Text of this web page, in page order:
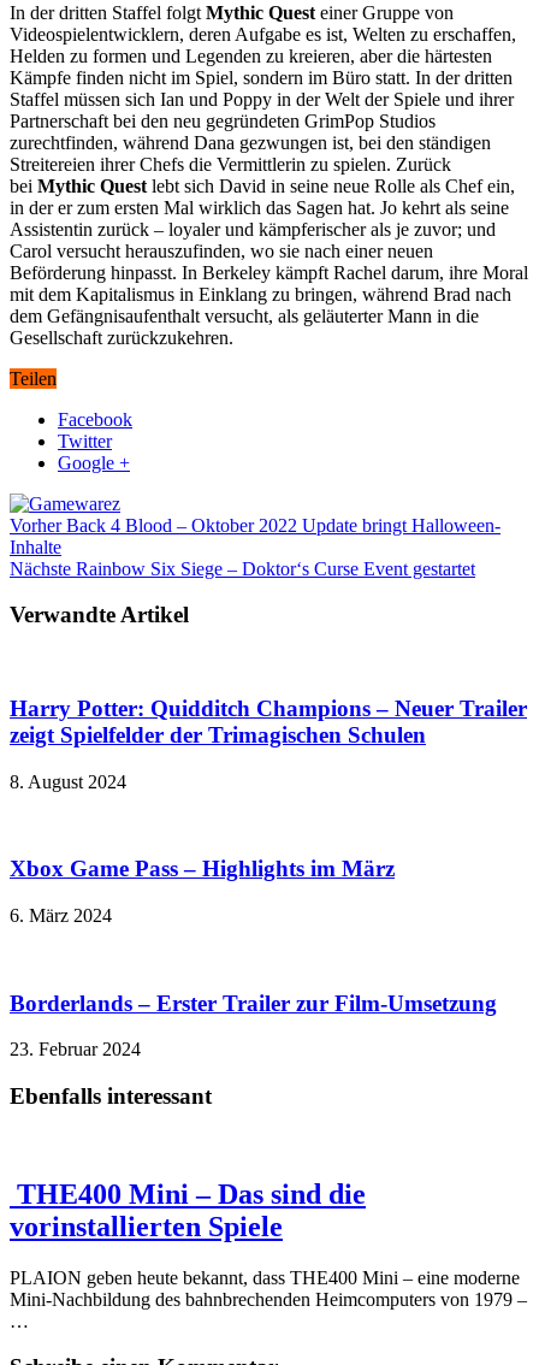
In der dritten Staffel folgt Mythic Quest einer Gruppe von
Videospielentwicklern, deren Aufgabe es ist, Welten zu erschaffen,
Helden zu formen und Legenden zu kreieren, aber die härtesten
Kämpfe finden nicht im Spiel, sondern im Büro statt. In der dritten
Staffel müssen sich Ian und Poppy in der Welt der Spiele und ihrer
Partnerschaft bei den neu gegründeten GrimPop Studios
zurechtfinden, während Dana gezwungen ist, bei den ständigen
Streitereien ihrer Chefs die Vermittlerin zu spielen. Zurück
bei Mythic Quest lebt sich David in seine neue Rolle als Chef ein,
in der er zum ersten Mal wirklich das Sagen hat. Jo kehrt als seine
Assistentin zurück – loyaler und kämpferischer als je zuvor; und
Carol versucht herauszufinden, wo sie nach einer neuen
Beförderung hinpasst. In Berkeley kämpft Rachel darum, ihre Moral
mit dem Kapitalismus in Einklang zu bringen, während Brad nach
dem Gefängnisaufenthalt versucht, als geläuterter Mann in die
Gesellschaft zurückzukehren.
Teilen
Facebook
Twitter
Google +
VorherBack 4 Blood – Oktober 2022 Update bringt Halloween-
Inhalte
Nächste Rainbow Six Siege – Doktor‘s Curse Event gestartet
Verwandte Artikel
Harry Potter: Quidditch Champions – Neuer Trailer
zeigt Spielfelder der Trimagischen Schulen
8. August 2024
Xbox Game Pass – Highlights im März
6. März 2024
Borderlands – Erster Trailer zur Film-Umsetzung
23. Februar 2024
Ebenfalls interessant
THE400 Mini – Das sind die
vorinstallierten Spiele
PLAION geben heute bekannt, dass THE400 Mini – eine moderne
Mini-Nachbildung des bahnbrechenden Heimcomputers von 1979 –
…